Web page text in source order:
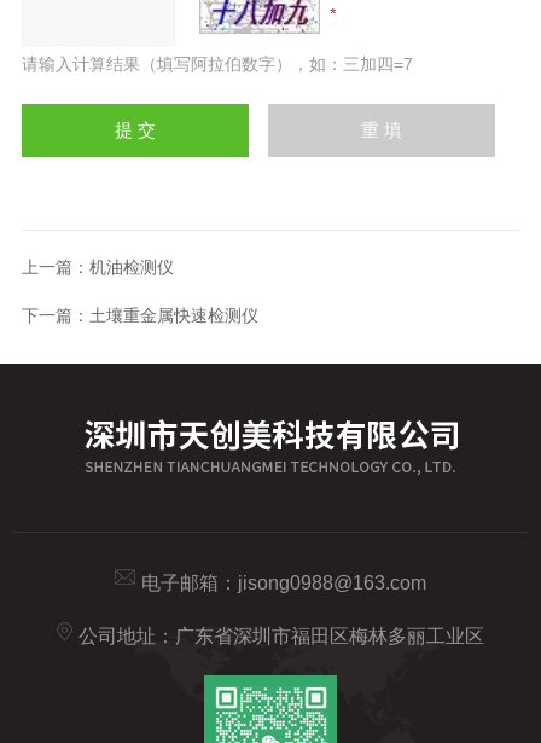
请输入计算结果（填写阿拉伯数字），如：三加四=7
上一篇： 机油检测仪
下一篇： 土壤重金属快速检测仪
电子邮箱： jisong0988@163.com
公司地址：广东省深圳市福田区梅林多丽工业区